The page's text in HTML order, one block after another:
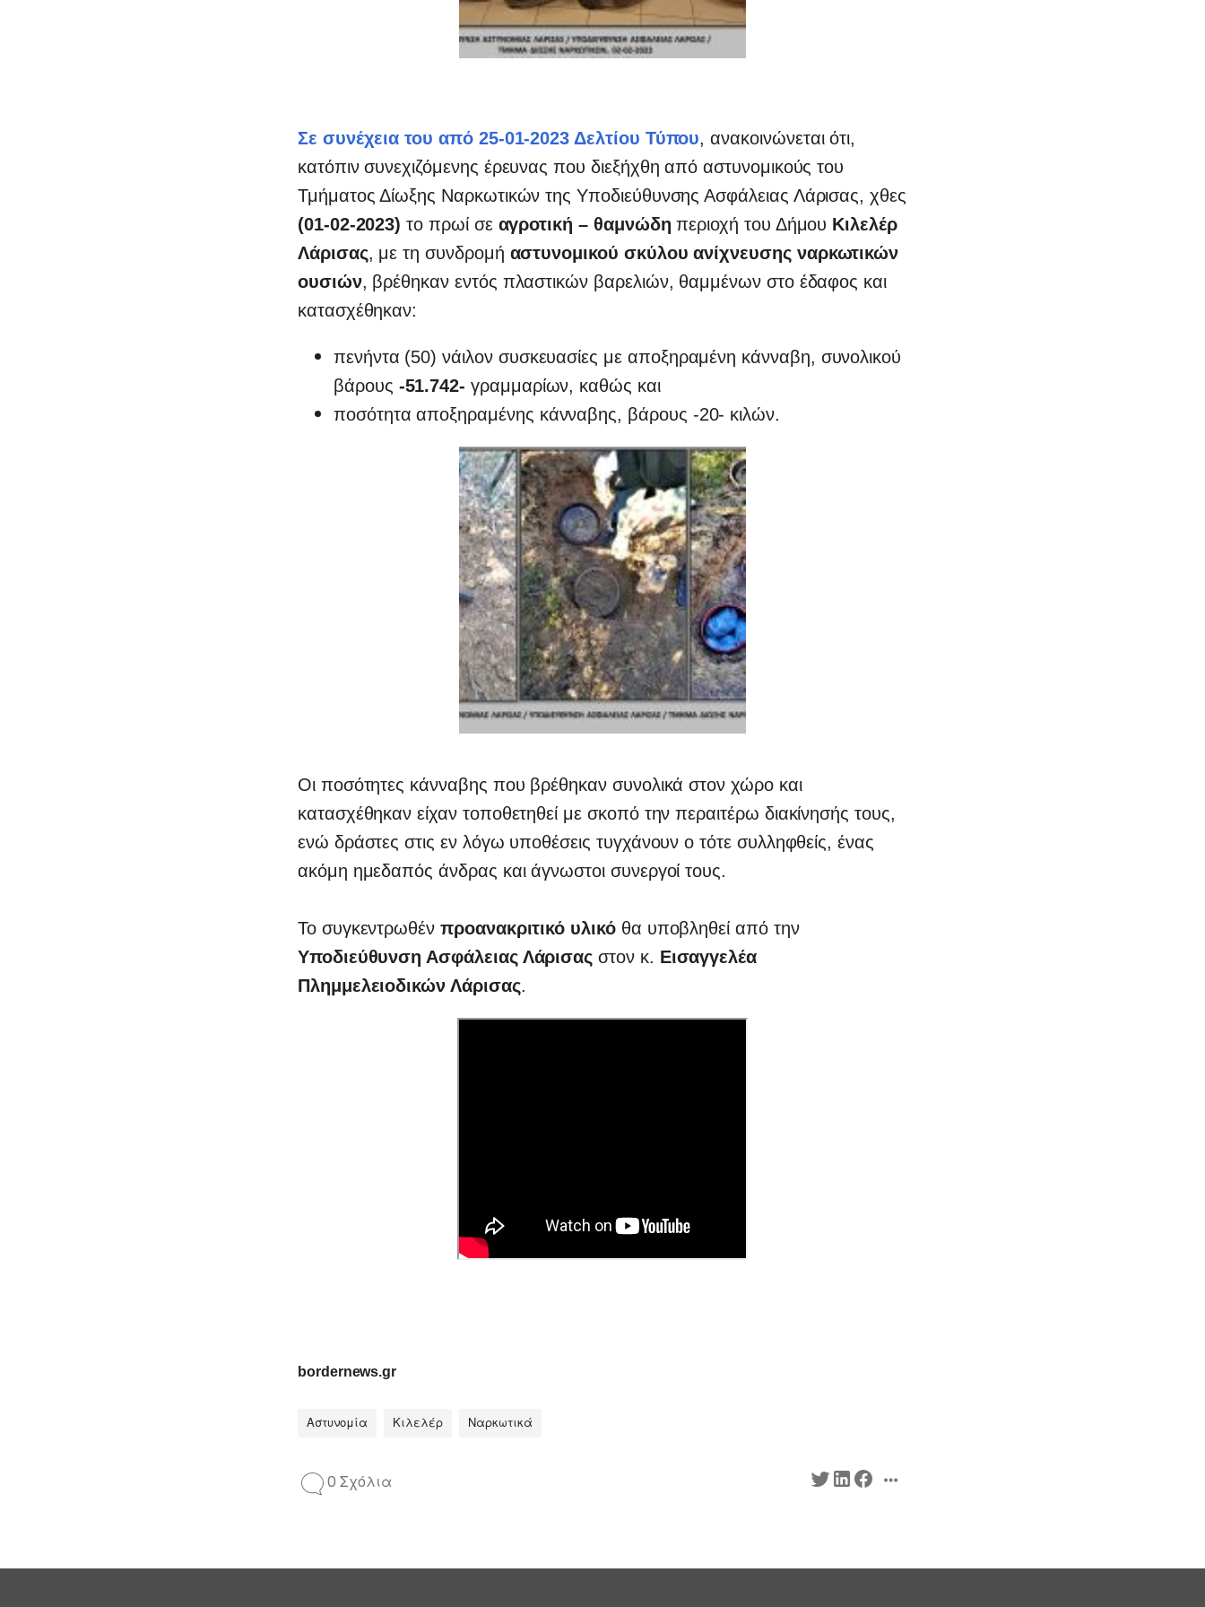
Σε συνέχεια του από 25-01-2023 Δελτίου Τύπου, ανακοινώνεται ότι,
κατόπιν συνεχιζόμενης έρευνας που διεξήχθη από αστυνομικούς του
Τμήματος Δίωξης Ναρκωτικών της Υποδιεύθυνσης Ασφάλειας Λάρισας, χθες
(01-02-2023) το πρωί σε αγροτική – θαμνώδη περιοχή του Δήμου Κιλελέρ
Λάρισας, με τη συνδρομή αστυνομικού σκύλου ανίχνευσης ναρκωτικών
ουσιών, βρέθηκαν εντός πλαστικών βαρελιών, θαμμένων στο έδαφος και
κατασχέθηκαν:
πενήντα (50) νάιλον συσκευασίες με αποξηραμένη κάνναβη, συνολικού
βάρους -51.742- γραμμαρίων, καθώς και
ποσότητα αποξηραμένης κάνναβης, βάρους -20- κιλών.
Οι ποσότητες κάνναβης που βρέθηκαν συνολικά στον χώρο και
κατασχέθηκαν είχαν τοποθετηθεί με σκοπό την περαιτέρω διακίνησής τους,
ενώ δράστες στις εν λόγω υποθέσεις τυγχάνουν ο τότε συλληφθείς, ένας
ακόμη ημεδαπός άνδρας και άγνωστοι συνεργοί τους.
Το συγκεντρωθέν προανακριτικό υλικόθα υποβληθεί από την
Υποδιεύθυνση Ασφάλειας Λάρισαςστον κ. Εισαγγελέα
Πλημμελειοδικών Λάρισας.
bordernews.gr
Αστυνομία Κιλελέρ Ναρκωτικά
0 Σχόλια